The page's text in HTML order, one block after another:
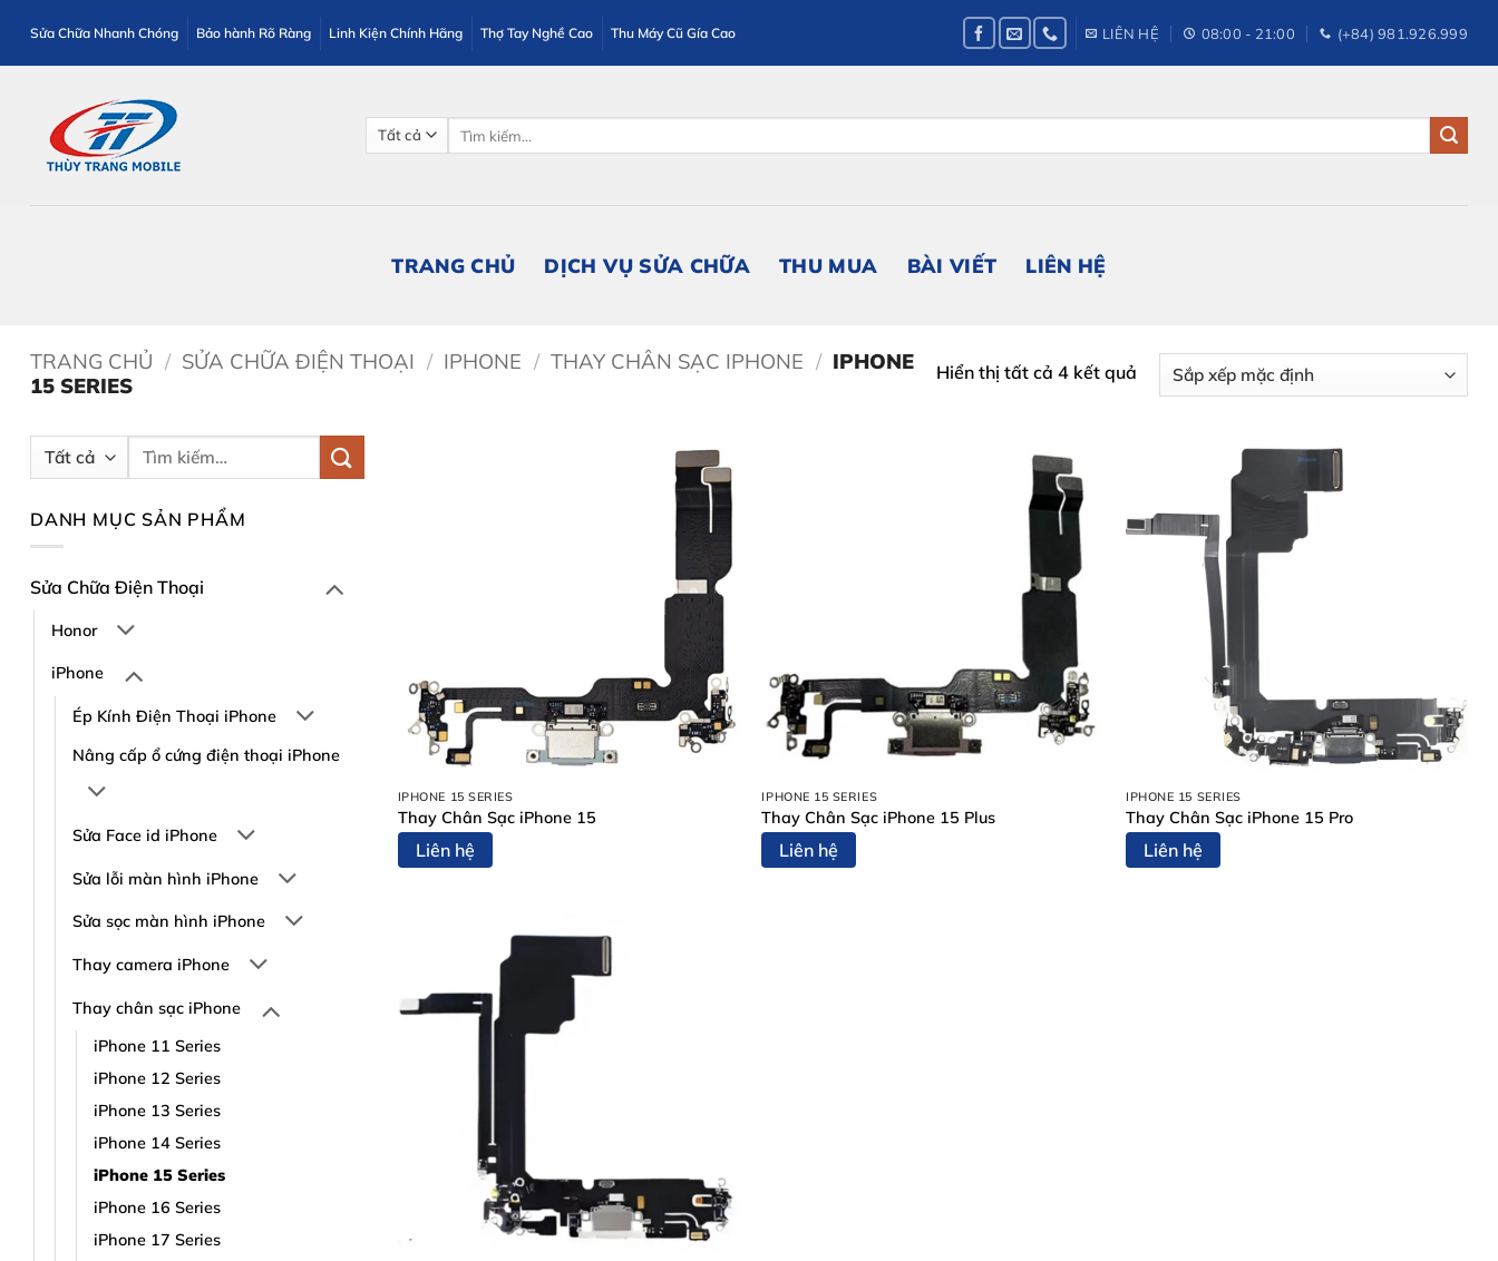
qua
nội
Sửa Chữa Nhanh Chóng Bảo hành Rõ Ràng Linh Kiện Chính Hãng Thợ Tay Nghề Cao Thu Máy Cũ Gía Cao LIÊN HỆ 08:00 - 21:00 (+84) 981.926.999
TRANG CHỦ DỊCH VỤ SỬA CHỮA THU MUA BÀI VIẾT LIÊN HỆ
TRANG CHỦ / SỬA CHỮA ĐIỆN THOẠI / IPHONE / THAY CHÂN SẠC IPHONE / IPHONE
15 SERIES
Hiển thị tất cả 4 kết quả
Tìm
DANH MỤC SẢN PHẨM
Sửa Chữa Điện Thoại
Honor
iPhone
Ép Kính Điện Thoại iPhone
Nâng cấp ổ cứng điện thoại iPhone
Sửa Face id iPhone
Sửa lỗi màn hình iPhone
Sửa sọc màn hình iPhone
Thay camera iPhone
Thay chân sạc iPhone
iPhone 11 Series
iPhone 12 Series
iPhone 13 Series
iPhone 14 Series
iPhone 15 Series
iPhone 16 Series
iPhone 17 Series
IPHONE 15 SERIES
Thay Chân Sạc iPhone 15
Liên hệ
IPHONE 15 SERIES
Thay Chân Sạc iPhone 15 Plus
Liên hệ
IPHONE 15 SERIES
Thay Chân Sạc iPhone 15 Pro
Liên hệ